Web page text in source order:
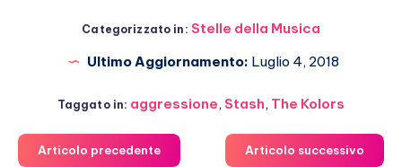
Categorizzato in: Stelle della Musica
Ultimo Aggiornamento: Luglio 4, 2018
Taggato in: aggressione, Stash, The Kolors
Articolo precedente Articolo successivo